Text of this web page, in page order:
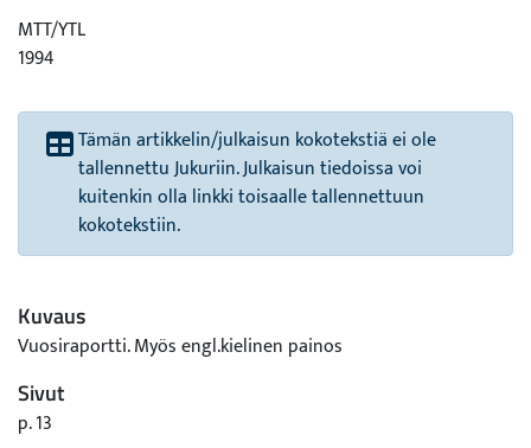
MTT/YTL
1994
Tämän artikkelin/julkaisun kokotekstiä ei ole
tallennettu Jukuriin. Julkaisun tiedoissa voi
kuitenkin olla linkki toisaalle tallennettuun
kokotekstiin.
Kuvaus
Vuosiraportti. Myös engl.kielinen painos
Sivut
p. 13